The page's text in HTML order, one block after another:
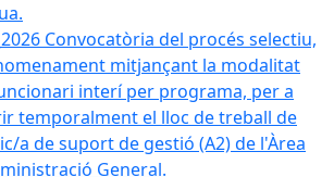
Convocatòria del procés selectiu,
mitjançant la modalitat
interí per programa, per a
temporalment el lloc de treball de
a de suport de gestió (A2) de l'Àrea
General.